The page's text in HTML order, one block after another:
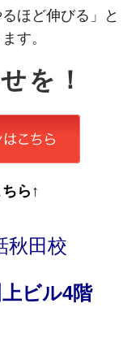
ほど伸びる」と
す。
を！
ら↑
秋田校
ビル4階